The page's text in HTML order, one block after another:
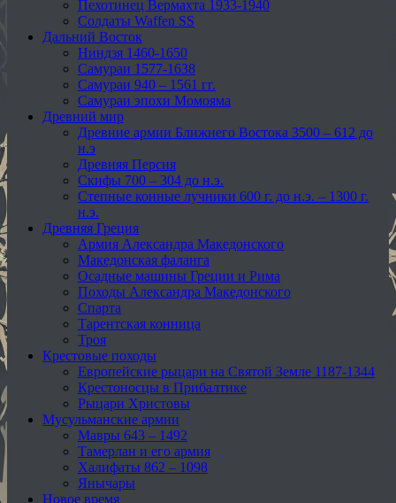
Пехотинец Вермахта 1933-1940
Солдаты Waffen SS
Дальний Восток
Ниндзя 1460-1650
Самураи 1577-1638
Самураи 940 – 1561 гг.
Самураи эпохи Момояма
Древний мир
Древние армии Ближнего Востока 3500 – 612 до
н.э
Древняя Персия
Скифы 700 – 304 до н.э.
Степные конные лучники 600 г. до н.э. – 1300 г.
н.э.
Древняя Греция
Армия Александра Македонского
Македонская фаланга
Осадные машины Греции и Рима
Походы Александра Македонского
Спарта
Тарентская конница
Троя
Крестовые походы
Европейские рыцари на Святой Земле 1187-1344
Крестоносцы в Прибалтике
Рыцари Христовы
Мусульманские армии
Мавры 643 – 1492
Тамерлан и его армия
Халифаты 862 – 1098
Янычары
Новое время